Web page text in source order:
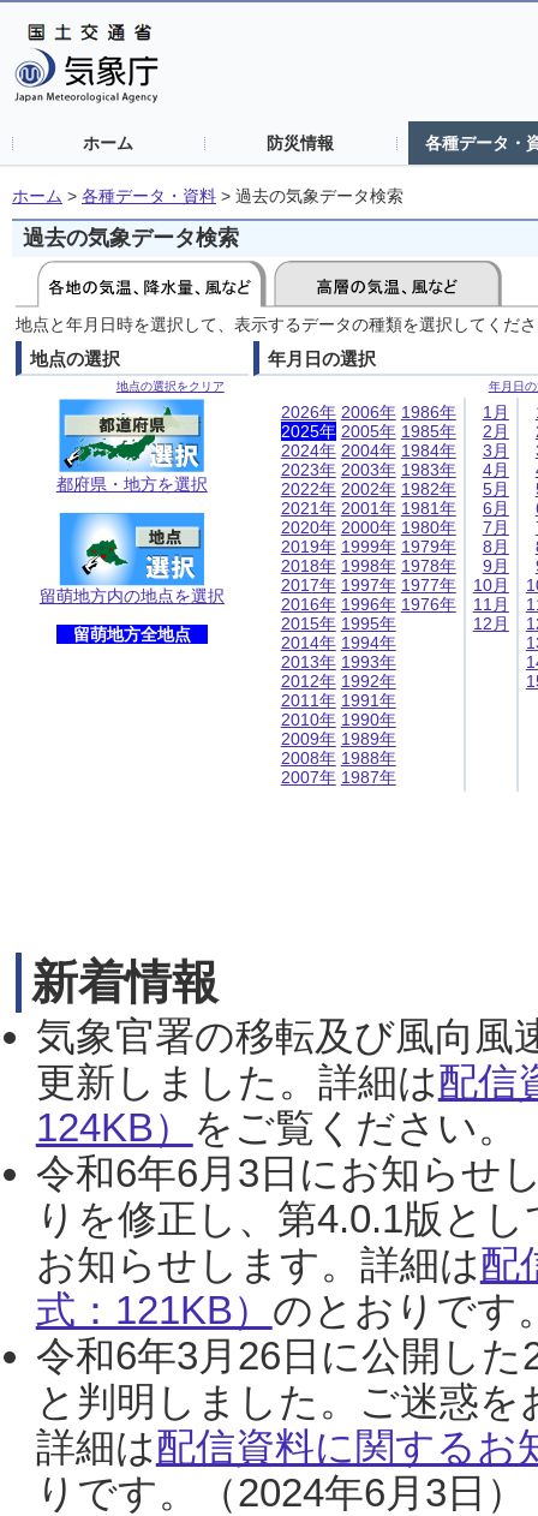
ホーム 防災情報 各種データ・
ホーム > 各種データ・資料 > 過去の気象データ検索
過去の気象データ検索
地点と年月日時を選択して、表示するデータの種類を選択してくだ
地点の選択
地点の選択をクリア
都府県・地方を選択
留萌地方内の地点を選択
留萌地方全地点
年月日の選択
年月日
2026年
2025年
2024年
2023年
2022年
2021年
2020年
2019年
2018年
2017年
2016年
2015年
2014年
2013年
2012年
2011年
2010年
2009年
2008年
2007年
2006年
2005年
2004年
2003年
2002年
2001年
2000年
1999年
1998年
1997年
1996年
1995年
1994年
1993年
1992年
1991年
1990年
1989年
1988年
1987年
1986年
1985年
1984年
1983年
1982年
1981年
1980年
1979年
1978年
1977年
1976年
1月
2月
3月
4月
5月
6月
7月
8月
9月
10月
11月
12月
新着情報
気象官署の移転及び風向風
更新しました。詳細は配信
124KB） をご覧ください。
令和6年6月3日にお知らせ
りを修正し、第4.0.1版と
お知らせします。詳細は配
式：121KB） のとおりです
令和6年3月26日に公開し
と判明しました。ご迷惑
詳細は配信資料に関するお
りです。（2024年6月3日）